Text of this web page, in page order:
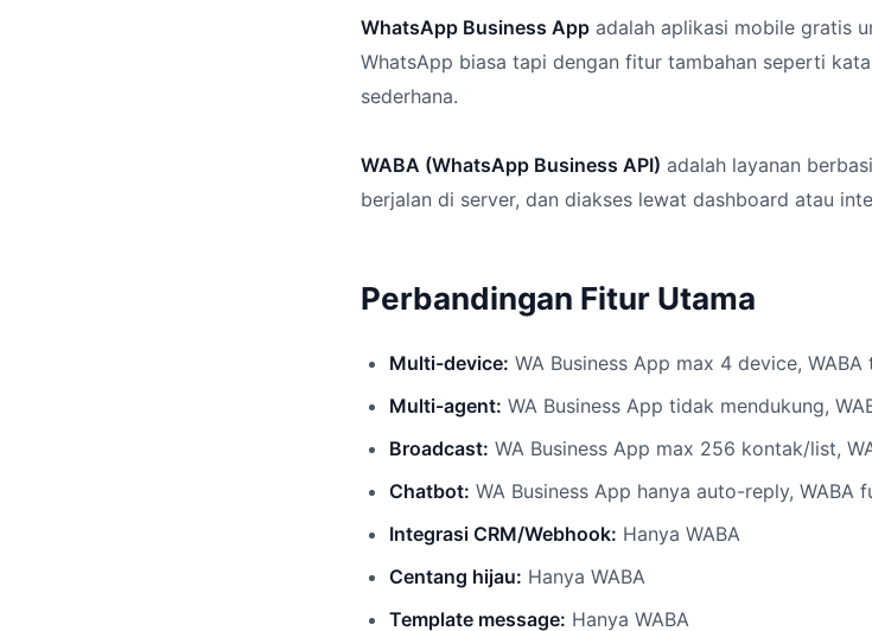
WhatsApp Business App adalah aplikasi mobile gratis
WhatsApp biasa tapi dengan fitur tambahan seperti
sederhana.
WABA (WhatsApp Business API) adalah layanan
berjalan di server, dan diakses lewat dashboard atau
Perbandingan Fitur Utama
Multi-device: WA Business App max 4 device,
Multi-agent: WA Business App tidak mendukung,
Broadcast: WA Business App max 256 kontak/list,
Chatbot: WA Business App hanya auto-reply, WABA
Integrasi CRM/Webhook: Hanya WABA
Centang hijau: Hanya WABA
Template message: Hanya WABA